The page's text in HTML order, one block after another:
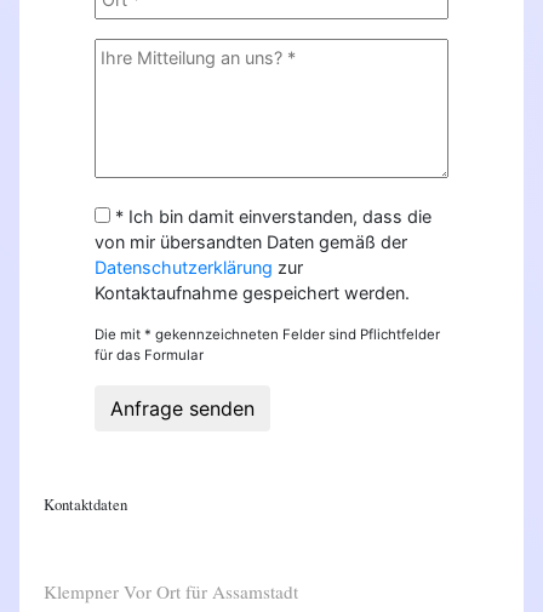
* Ich bin damit einverstanden, dass die
von mir übersandten Daten gemäß der
Datenschutzerklärung zur
Kontaktaufnahme gespeichert werden.
Die mit * gekennzeichneten Felder sind Pflichtfelder
für das Formular
Anfrage senden
Kontaktdaten
Klempner Vor Ort für Assamstadt